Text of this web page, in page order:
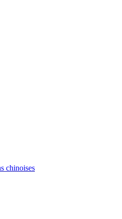
chinoises